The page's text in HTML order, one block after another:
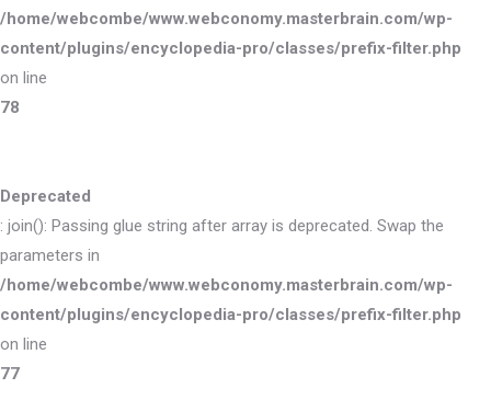
/home/webcombe/www.webconomy.masterbrain.com/wp-
content/plugins/encyclopedia-pro/classes/prefix-filter.php
on line
78
Deprecated
: join(): Passing glue string after array is deprecated. Swap the
parameters in
/home/webcombe/www.webconomy.masterbrain.com/wp-
content/plugins/encyclopedia-pro/classes/prefix-filter.php
on line
77